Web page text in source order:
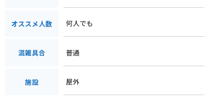
オススメ人数 何人でも
混雑具合 普通
施設 屋外